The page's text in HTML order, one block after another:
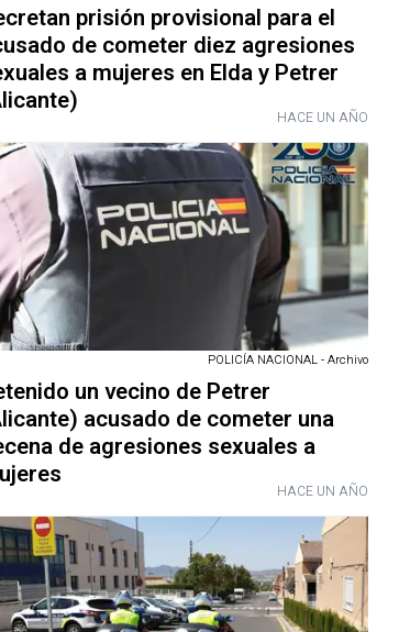
prisión provisional para el
de cometer diez agresiones
a mujeres en Elda y Petrer
HACE UN AÑO
POLICÍA NACIONAL - Archivo
un vecino de Petrer
acusado de cometer una
de agresiones sexuales a
HACE UN AÑO